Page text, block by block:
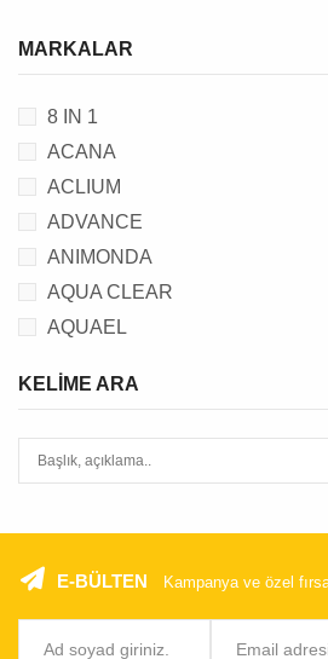
MARKALAR
8 IN 1
ACANA
ACLIUM
ADVANCE
ANIMONDA
AQUA CLEAR
AQUAEL
BEAPHAR
BRIT
CANSER
CAT CHOW
CAT'S BEST
KELIME ARA
E-BÜLTEN Kampanya ve özel